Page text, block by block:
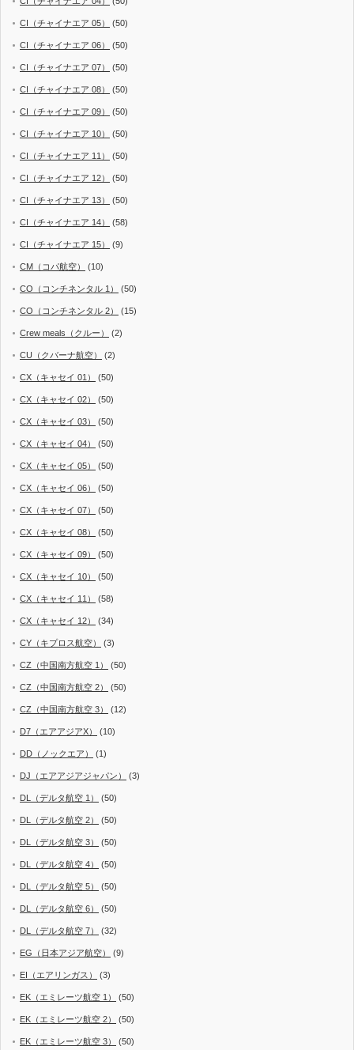
CI（チャイナエア 05） (50)
CI（チャイナエア 06） (50)
CI（チャイナエア 07） (50)
CI（チャイナエア 08） (50)
CI（チャイナエア 09） (50)
CI（チャイナエア 10） (50)
CI（チャイナエア 11） (50)
CI（チャイナエア 12） (50)
CI（チャイナエア 13） (50)
CI（チャイナエア 14） (58)
CI（チャイナエア 15） (9)
CM（コパ航空） (10)
CO（コンチネンタル 1） (50)
CO（コンチネンタル 2） (15)
Crew meals（クルー） (2)
CU（クバーナ航空） (2)
CX（キャセイ 01） (50)
CX（キャセイ 02） (50)
CX（キャセイ 03） (50)
CX（キャセイ 04） (50)
CX（キャセイ 05） (50)
CX（キャセイ 06） (50)
CX（キャセイ 07） (50)
CX（キャセイ 08） (50)
CX（キャセイ 09） (50)
CX（キャセイ 10） (50)
CX（キャセイ 11） (58)
CX（キャセイ 12） (34)
CY（キプロス航空） (3)
CZ（中国南方航空 1） (50)
CZ（中国南方航空 2） (50)
CZ（中国南方航空 3） (12)
D7（エアアジアX） (10)
DD（ノックエア） (1)
DJ（エアアジアジャパン） (3)
DL（デルタ航空 1） (50)
DL（デルタ航空 2） (50)
DL（デルタ航空 3） (50)
DL（デルタ航空 4） (50)
DL（デルタ航空 5） (50)
DL（デルタ航空 6） (50)
DL（デルタ航空 7） (32)
EG（日本アジア航空） (9)
EI（エアリンガス） (3)
EK（エミレーツ航空 1） (50)
EK（エミレーツ航空 2） (50)
EK（エミレーツ航空 3） (50)